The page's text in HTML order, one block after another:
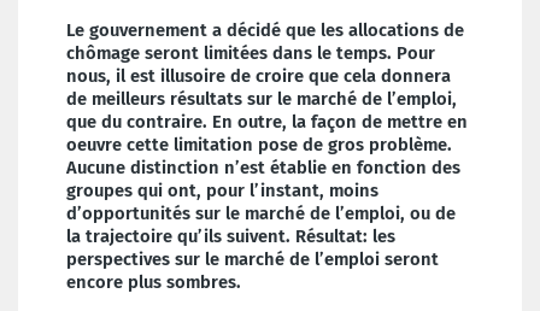
Le gouvernement a décidé que les allocations de
chômage seront limitées dans le temps. Pour
nous, il est illusoire de croire que cela donnera
de meilleurs résultats sur le marché de l’emploi,
que du contraire. En outre, la façon de mettre en
oeuvre cette limitation pose de gros problème.
Aucune distinction n’est établie en fonction des
groupes qui ont, pour l’instant, moins
d’opportunités sur le marché de l’emploi, ou de
la trajectoire qu’ils suivent. Résultat: les
perspectives sur le marché de l’emploi seront
encore plus sombres.